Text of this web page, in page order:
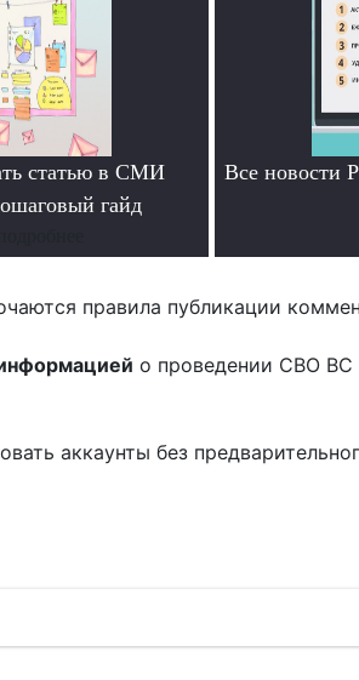
статью в СМИ
гайд
Все новости
правила публикации
о проведении СВО
аккаунты без